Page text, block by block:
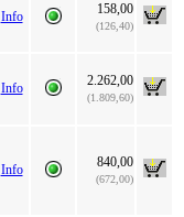
Info 158,00
(126,40)
Info 2.262,00
(1.809,60)
Info 840,00
(672,00)